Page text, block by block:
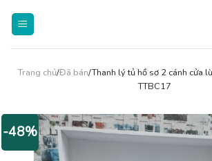
Trang chủ/Đã bán/Thanh lý tủ hồ sơ 2 cánh cửa
TTBC17
-48%